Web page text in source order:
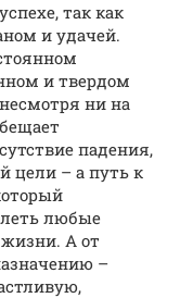
так как
и удачей.
и твердом
ни на
падения,
цели – а путь к
любые
А от
–